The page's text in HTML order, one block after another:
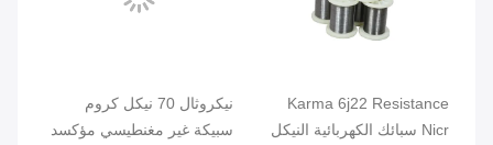
Karma 6j22 Resistance
Nicr سبائك الكهربائية النيكل
نيكروثال 70 نيكل كروم
سبيكة غير مغنطيسي مؤكسد